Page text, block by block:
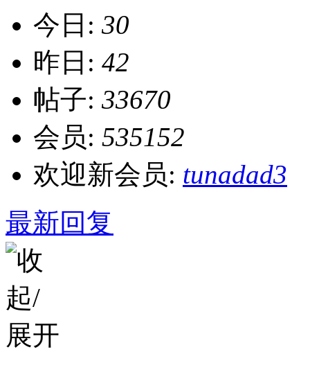
今日: 30
昨日: 42
帖子: 33670
会员: 535152
欢迎新会员: tunadad3
最新回复